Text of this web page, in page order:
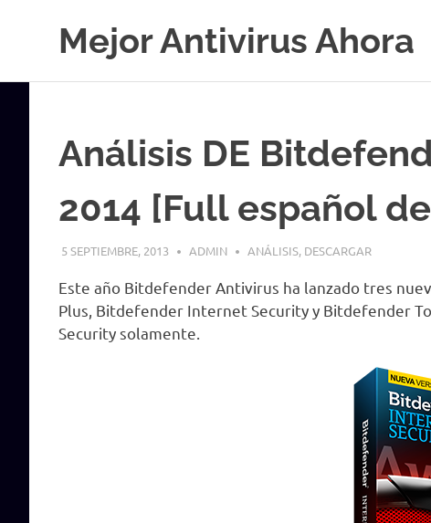
contenidoMejor Antivirus Ahora
Análisis DE
2014 [Full español
5 SEPTIEMBRE, 2013 ADMIN ANÁLISIS, DESCARGAR
Este año Bitdefender Antivirus ha lanzado tres
Plus, Bitdefender Internet Security y Bitdefender
Security solamente.